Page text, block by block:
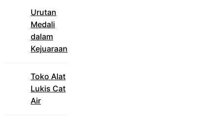
Urutan
Medali
dalam
Kejuaraan
Toko Alat
Lukis Cat
Air